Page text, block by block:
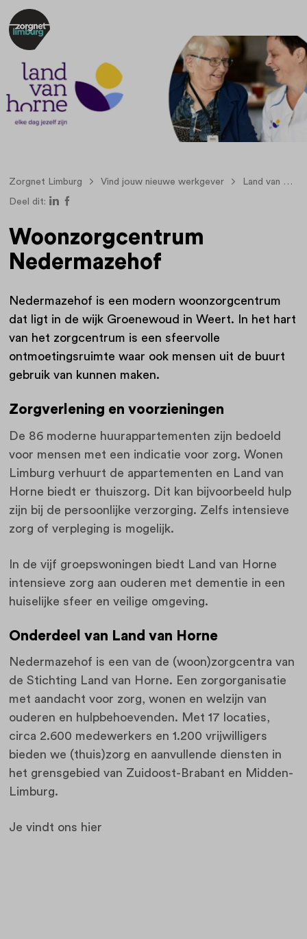
Zorgnet Limburg Vind jouw nieuwe werkgever Land van Horne
Deel dit:
Woonzorgcentrum
Nedermazehof
Nedermazehof is een modern woonzorgcentrum
dat ligt in de wijk Groenewoud in Weert. In het hart
van het zorgcentrum is een sfeervolle
ontmoetingsruimte waar ook mensen uit de buurt
gebruik van kunnen maken.
Zorgverlening en voorzieningen
De 86 moderne huurappartementen zijn bedoeld
voor mensen met een indicatie voor zorg. Wonen
Limburg verhuurt de appartementen en Land van
Horne biedt er thuiszorg. Dit kan bijvoorbeeld hulp
zijn bij de persoonlijke verzorging. Zelfs intensieve
zorg of verpleging is mogelijk.
In de vijf groepswoningen biedt Land van Horne
intensieve zorg aan ouderen met dementie in een
huiselijke sfeer en veilige omgeving.
Onderdeel van Land van Horne
Nedermazehof is een van de (woon)zorgcentra van
de Stichting Land van Horne. Een zorgorganisatie
met aandacht voor zorg, wonen en welzijn van
ouderen en hulpbehoevenden. Met 17 locaties,
circa 2.600 medewerkers en 1.200 vrijwilligers
bieden we (thuis)zorg en aanvullende diensten in
het grensgebied van Zuidoost-Brabant en Midden-
Limburg.
Je vindt ons hier